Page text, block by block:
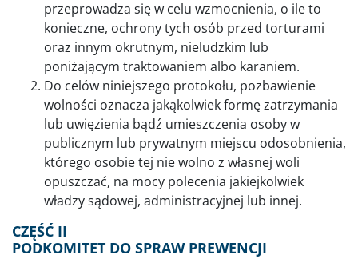
przeprowadza się w celu wzmocnienia, o ile to
konieczne, ochrony tych osób przed torturami
oraz innym okrutnym, nieludzkim lub
poniżającym traktowaniem albo karaniem.
Do celów niniejszego protokołu, pozbawienie
wolności oznacza jakąkolwiek formę zatrzymania
lub uwięzienia bądź umieszczenia osoby w
publicznym lub prywatnym miejscu odosobnienia,
którego osobie tej nie wolno z własnej woli
opuszczać, na mocy polecenia jakiejkolwiek
władzy sądowej, administracyjnej lub innej.
CZĘŚĆ II
PODKOMITET DO SPRAW PREWENCJI